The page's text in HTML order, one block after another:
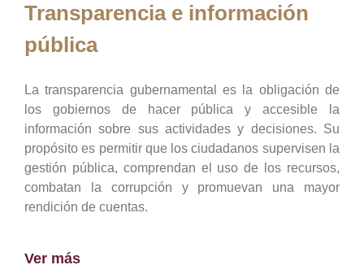
Transparencia e información
pública
La transparencia gubernamental es la obligación de
los gobiernos de hacer pública y accesible la
información sobre sus actividades y decisiones. Su
propósito es permitir que los ciudadanos supervisen la
gestión pública, comprendan el uso de los recursos,
combatan la corrupción y promuevan una mayor
rendición de cuentas.
Ver más